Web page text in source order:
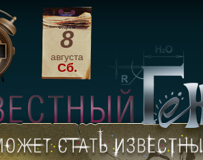
8
августа
Сб.